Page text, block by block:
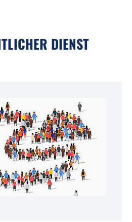
DIENST